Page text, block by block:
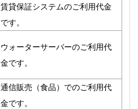
賃貸保証システムのご利用代金
です。
ウォーターサーバーのご利用代
金です。
通信販売（食品）でのご利用代
金です。